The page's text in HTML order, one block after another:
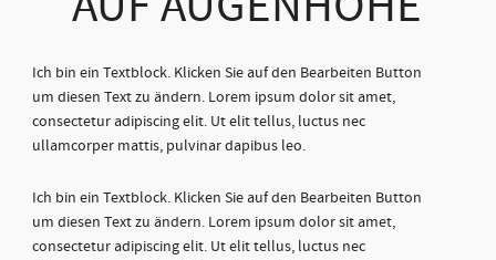
Ich bin ein Textblock. Klicken Sie auf den Bearbeiten Button
um diesen Text zu ändern. Lorem ipsum dolor sit amet,
consectetur adipiscing elit. Ut elit tellus, luctus nec
ullamcorper mattis, pulvinar dapibus leo.
Ich bin ein Textblock. Klicken Sie auf den Bearbeiten Button
um diesen Text zu ändern. Lorem ipsum dolor sit amet,
consectetur adipiscing elit. Ut elit tellus, luctus nec